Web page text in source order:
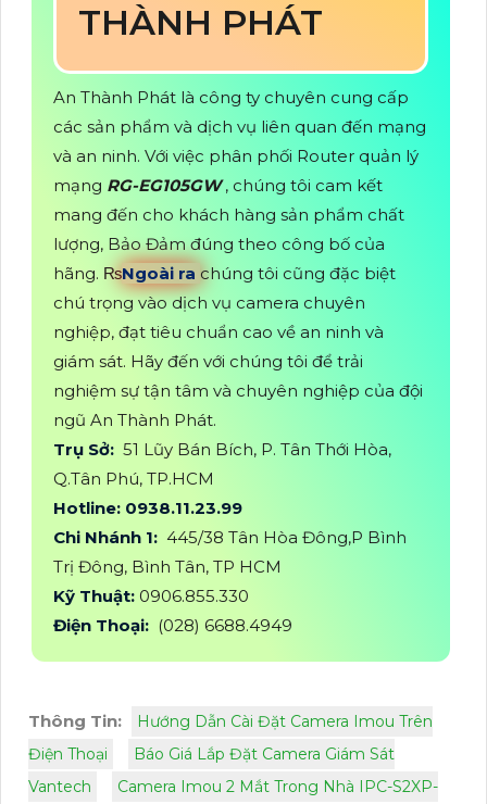
THÀNH PHÁT
An Thành Phát là công ty chuyên cung cấp
các sản phẩm và dịch vụ liên quan đến mạng
và an ninh. Với việc phân phối Router quản lý
mạng RG-EG105GW, chúng tôi cam kết
mang đến cho khách hàng sản phẩm chất
lượng, Bảo Đảm đúng theo công bố của
hãng. ₨Ngoài ra chúng tôi cũng đặc biệt
chú trọng vào dịch vụ camera chuyên
nghiệp, đạt tiêu chuẩn cao về an ninh và
giám sát. Hãy đến với chúng tôi để trải
nghiệm sự tận tâm và chuyên nghiệp của đội
ngũ An Thành Phát.
Trụ Sở: 51 Lũy Bán Bích, P. Tân Thới Hòa,
Q.Tân Phú, TP.HCM
Hotline: 0938.11.23.99
Chi Nhánh 1: 445/38 Tân Hòa Đông,P Bình
Trị Đông, Bình Tân, TP HCM
Kỹ Thuật: 0906.855.330
Điện Thoại: (028) 6688.4949
Thông Tin:
Hướng Dẫn Cài Đặt Camera Imou Trên
Điện Thoại
Báo Giá Lắp Đặt Camera Giám Sát
Vantech
Camera Imou 2 Mắt Trong Nhà IPC-S2XP-